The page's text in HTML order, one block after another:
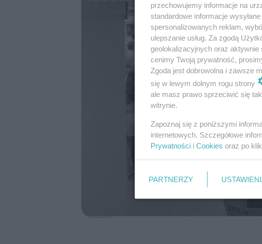
przechowujemy informacje na
standardowe informacje
spersonalizowanych reklam,
ulepszanie usług. Za zgodą
geolokalizacyjnych oraz
cenimy Twoją prywatność,
Zgoda jest dobrowolna i zawsze
się w lewym dolnym rogu strony
ale masz prawo sprzeciwić się
witrynie.
Zapoznaj się z poniższymi
internetowych. Szczegółowe
Prywatności i Cookies oraz po
PARTNERZY